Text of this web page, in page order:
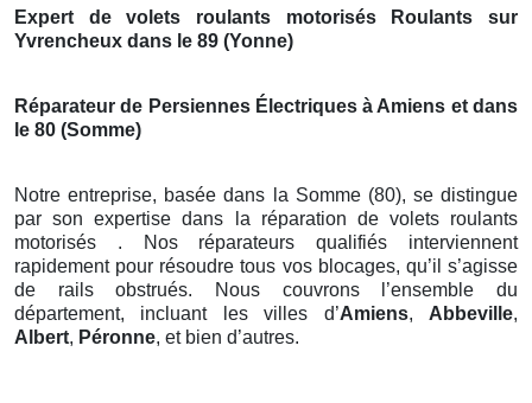
Expert de volets roulants motorisés Roulants sur
Yvrencheux dans le 89 (Yonne)
Réparateur de Persiennes Électriques à Amiens et dans
le 80 (Somme)
Notre entreprise, basée dans la Somme (80), se distingue
par son expertise dans la réparation de volets roulants
motorisés . Nos réparateurs qualifiés interviennent
rapidement pour résoudre tous vos blocages, qu’il s’agisse
de rails obstrués. Nous couvrons l’ensemble du
département, incluant les villes d’Amiens, Abbeville,
Albert, Péronne, et bien d’autres.